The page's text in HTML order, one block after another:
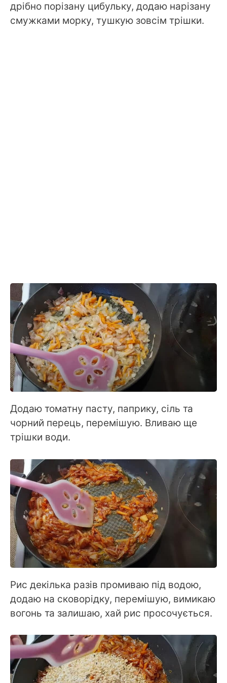
дрібно порізану цибульку, додаю нарізану
смужками морку, тушкую зовсім трішки.
Додаю томатну пасту, паприку, сіль та
чорний перець, перемішую. Вливаю ще
трішки води.
Рис декілька разів промиваю під водою,
додаю на сковорідку, перемішую, вимикаю
вогонь та залишаю, хай рис просочується.